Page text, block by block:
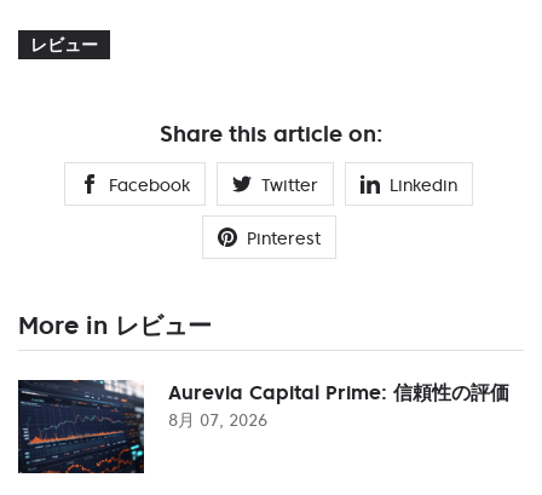
レビュー
Share this article on:
Facebook Twitter Linkedin
Pinterest
More in レビュー
Aurevia Capital Prime: 信頼性の評価
8月 07, 2026